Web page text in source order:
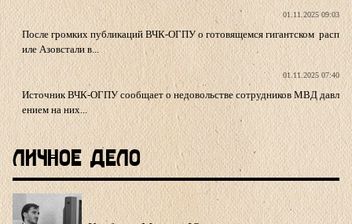
01.11.2025 09:03
После громких публикаций ВЧК-ОГПУ о готовящемся гигантском расп
иле Азовстали в...
01.11.2025 07:40
Источник ВЧК-ОГПУ сообщает о недовольстве сотрудников МВД давл
ением на них...
Личное Дело